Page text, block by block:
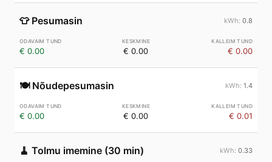
👕 Pesumasin 0.8
€ 0.00 € 0.00 € 0.00
🍽️ Nõudepesumasin 1.4
€ 0.00 € 0.00 € 0.01
🧹 Tolmu imemine (30 min) 0.33